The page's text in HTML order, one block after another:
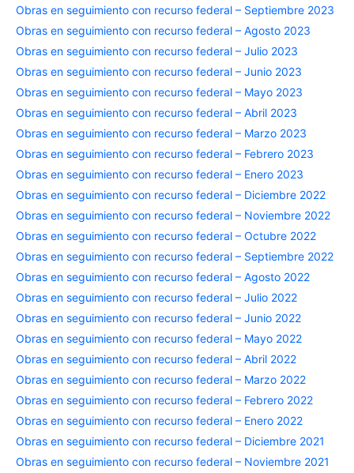
Obras en seguimiento con recurso federal – Septiembre 2023
Obras en seguimiento con recurso federal – Agosto 2023
Obras en seguimiento con recurso federal – Julio 2023
Obras en seguimiento con recurso federal – Junio 2023
Obras en seguimiento con recurso federal – Mayo 2023
Obras en seguimiento con recurso federal – Abril 2023
Obras en seguimiento con recurso federal – Marzo 2023
Obras en seguimiento con recurso federal – Febrero 2023
Obras en seguimiento con recurso federal – Enero 2023
Obras en seguimiento con recurso federal – Diciembre 2022
Obras en seguimiento con recurso federal – Noviembre 2022
Obras en seguimiento con recurso federal – Octubre 2022
Obras en seguimiento con recurso federal – Septiembre 2022
Obras en seguimiento con recurso federal – Agosto 2022
Obras en seguimiento con recurso federal – Julio 2022
Obras en seguimiento con recurso federal – Junio 2022
Obras en seguimiento con recurso federal – Mayo 2022
Obras en seguimiento con recurso federal – Abril 2022
Obras en seguimiento con recurso federal – Marzo 2022
Obras en seguimiento con recurso federal – Febrero 2022
Obras en seguimiento con recurso federal – Enero 2022
Obras en seguimiento con recurso federal – Diciembre 2021
Obras en seguimiento con recurso federal – Noviembre 2021